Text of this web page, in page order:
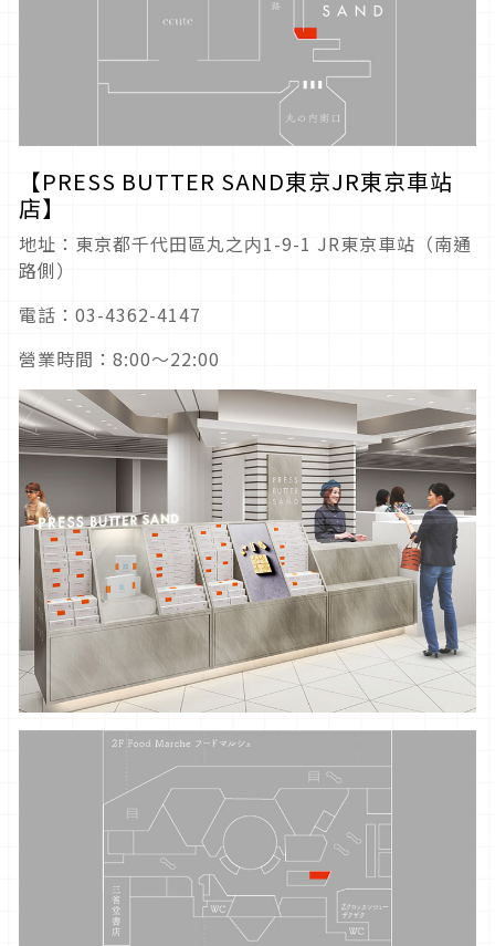
【PRESS BUTTER SAND東京JR東京車站
店】
地址：東京都千代田區丸之内1-9-1 JR東京車站（南通
路側）
電話：03-4362-4147
營業時間：8:00～22:00